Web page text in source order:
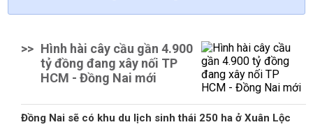
>> Hình hài cây cầu gần 4.900
tỷ đồng đang xây nối TP
HCM - Đồng Nai mới
Đồng Nai sẽ có khu du lịch sinh thái 250 ha ở Xuân Lộc